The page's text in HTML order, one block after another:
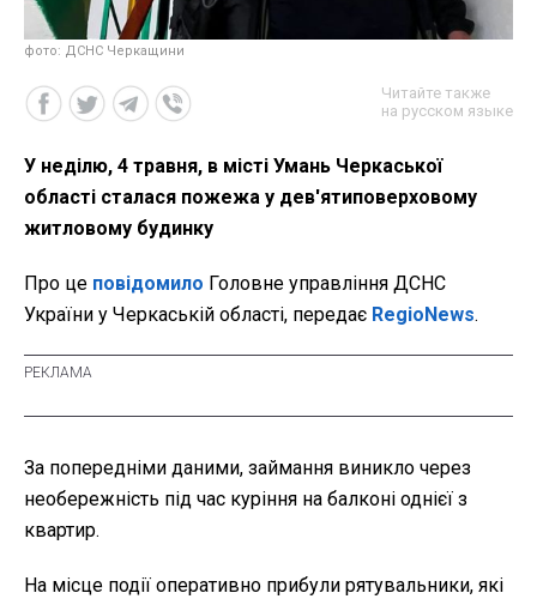
фото: ДСНС Черкащини
Читайте также
на русском языке
У неділю, 4 травня, в місті Умань Черкаської
області сталася пожежа у дев'ятиповерховому
житловому будинку
Про це повідомило Головне управління ДСНС
України у Черкаській області, передає RegioNews.
За попередніми даними, займання виникло через
необережність під час куріння на балконі однієї з
квартир.
На місце події оперативно прибули рятувальники, які